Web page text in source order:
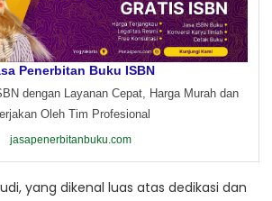
Penerbitan Buku ISBN
dengan Layanan Cepat, Harga Murah dan
Oleh Tim Profesional
jasapenerbitanbuku.com
yang dikenal luas atas dedikasi dan